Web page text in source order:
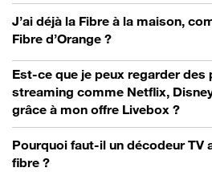
J’ai déjà la Fibre à la maison,
Fibre d’Orange ?
Est-ce que je peux regarder des
streaming comme Netflix,
grâce à mon offre Livebox ?
Pourquoi faut-il un décodeur TV
fibre ?